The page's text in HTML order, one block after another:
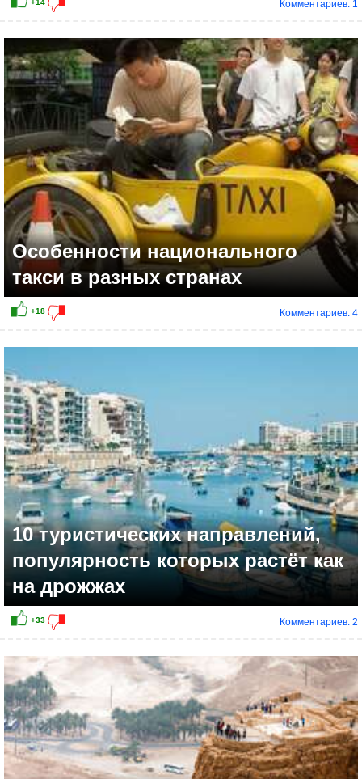
+21
+15
Комментариев: 1
Особенности национального
такси в разных странах
Комментариев: 4
10 туристических направлений,
популярность которых растёт как
на дрожжах
Комментариев: 2